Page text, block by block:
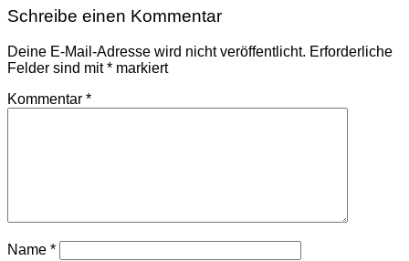
Schreibe einen Kommentar
Deine E-Mail-Adresse wird nicht veröffentlicht. Erforderliche
Felder sind mit* markiert
Kommentar *
Name *